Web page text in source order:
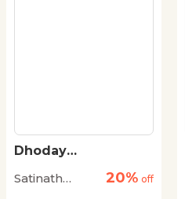
Dhoday
Satinath
20% off